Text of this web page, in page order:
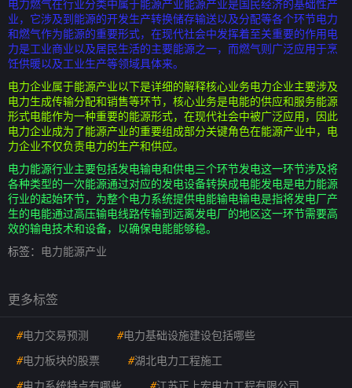
电力燃气在行业分类中属于能源产业能源产业是国民经济的基础性产
业，它涉及到能源的开发生产转换储存输送以及分配等各个环节电力
和燃气作为能源的重要形式，在现代社会中发挥着至关重要的作用电
力是工业商业以及居民生活的主要能源之一，而燃气则广泛应用于烹
饪供暖以及工业生产等领域具体来。
电力企业属于能源产业以下是详细的解释核心业务电力企业主要涉及
电力生成传输分配和销售等环节，核心业务是电能的供应和服务能源
形式电能作为一种重要的能源形式，在现代社会中被广泛应用，因此
电力企业成为了能源产业的重要组成部分关键角色在能源产业中，电
力企业不仅负责电力的生产和供应。
电力能源行业主要包括发电输电和供电三个环节发电这一环节涉及将
各种类型的一次能源通过对应的发电设备转换成电能发电是电力能源
行业的起始环节，为整个电力系统提供电能输电输电是指将发电厂产
生的电能通过高压输电线路传输到远离发电厂的地区这一环节需要高
效的输电技术和设备，以确保电能能够稳。
标签： 电力能源产业
更多标签
#电力交易预测 #电力基础设施建设包括哪些
#电力板块的股票 #湖北电力工程施工
#电力系统特点有哪些 #江苏正上宏电力工程有限公司